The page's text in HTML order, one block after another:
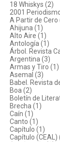
18 Whiskys (2)
2001
A Partir de Cero
Ahijuna (1)
Alto Aire (1)
Antología (1)
Árbol. Revista
Argentina (3)
Armas y Tiro (1)
Asemal (3)
Babel. Revista
Boa (2)
Boletín de
Brecha (1)
Caín (1)
Canto (1)
Capítulo (1)
Capítulo (CEAL)